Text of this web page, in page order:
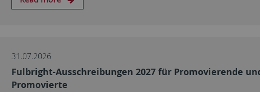
31.07.2026
Fulbright-Ausschreibungen 2027 für Promovierende
Promovierte